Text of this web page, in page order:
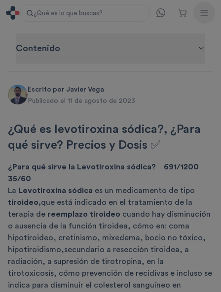
¿Qué es lo que buscas?
Contenido
Escrito por Javier Vega
Publicado el 11 de agosto de 2023
¿Qué es levotiroxina sódica?, ¿Para
qué sirve? Precios y Dosis ✅
¿Para qué sirve la Levotiroxina sódica? 691/1200
35/60
La Levotiroxina sódica es un medicamento de tipo
tiroideo,que está indicado en el tratamiento de la
terapia de reemplazo tiroideo cuando hay disminución
o ausencia de la función tiroidea, cómo en: coma
hipotiroideo, cretinismo, mixedema, bocio no tóxico,
hipotiroidismo,secundario a resección tiroidea, a
radiación, a supresión de tirotropina, en la
tirotoxicosis, cómo prevención de recidivas e incluso se
indica para disminuir el colesterol sanguíneo en